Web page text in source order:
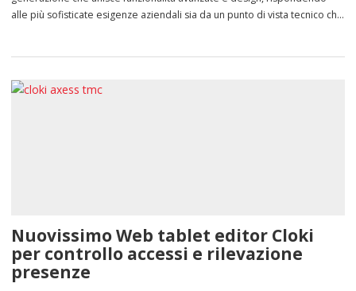
alle più sofisticate esigenze aziendali sia da un punto di vista tecnico che
Nuovissimo Web tablet editor Cloki
per controllo accessi e rilevazione
presenze